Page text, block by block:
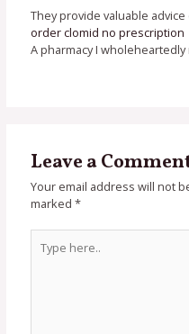
They provide valuable
order clomid no prescription
A pharmacy I
Leave a
Your email address will not
marked*
here..